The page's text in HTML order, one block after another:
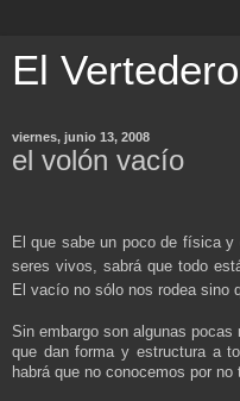
El
viernes, junio 13, 2008
el volón vacío
El que sabe un poco de física
seres vivos, sabrá que todo
El vacío no sólo nos rodea sino
Sin embargo son algunas
que dan forma y estructura a
habrá que no conocemos por